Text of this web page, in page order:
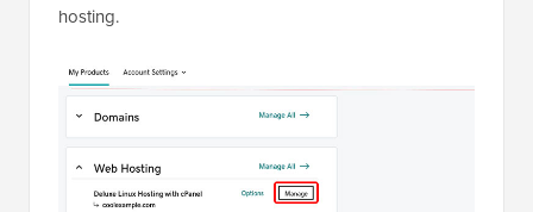
hosting.